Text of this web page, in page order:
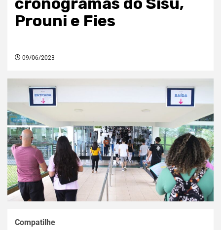
Prouni e Fies
09/06/2023
Compatilhe